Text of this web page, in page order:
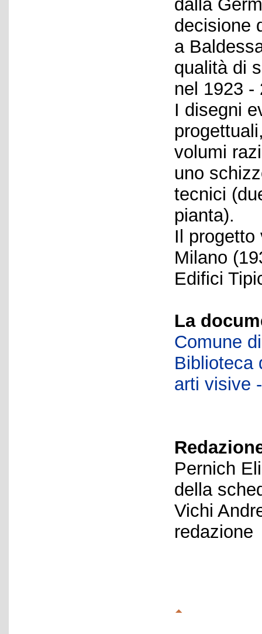
dalla
decisione
a
qualità di
nel 1923 -
I disegni
volumi
uno
tecnici
pianta).
Il progetto
Milano
Edifici
La
Comune
Biblioteca
arti visive
Pernich
della
Vichi
redazione